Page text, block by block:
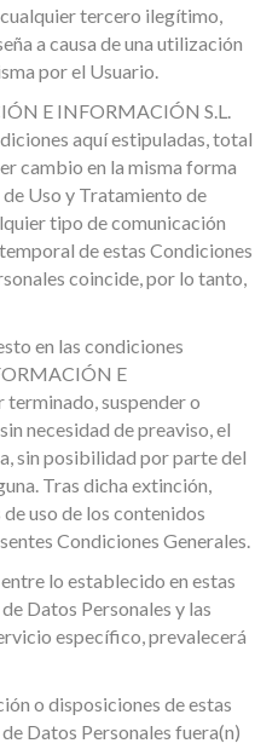
tercero ilegítimo,
a causa de una utilización
por el Usuario.
E INFORMACIÓN S.L.
aquí estipuladas, total
cambio en la misma forma
Uso y Tratamiento de
tipo de comunicación
de estas Condiciones
coincide, por lo tanto,
en las condiciones
E
suspender o
necesidad de preaviso, el
sin posibilidad por parte del
Tras dicha extinción,
uso de los contenidos
Condiciones Generales.
lo establecido en estas
Datos Personales y las
específico, prevalecerá
o disposiciones de estas
Datos Personales fuera(n)